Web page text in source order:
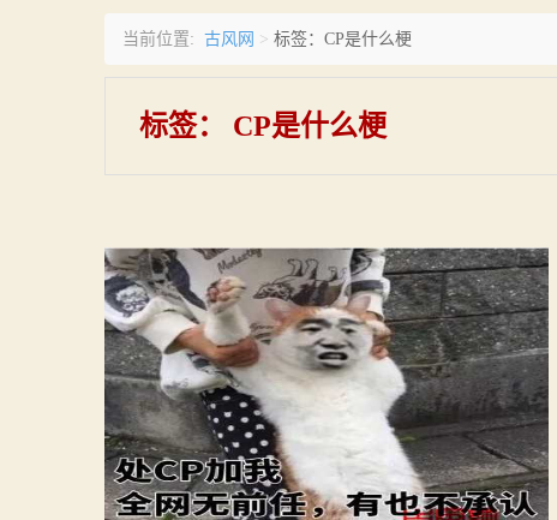
当前位置: 古风网 > 标签：CP是什么梗
标签： CP是什么梗